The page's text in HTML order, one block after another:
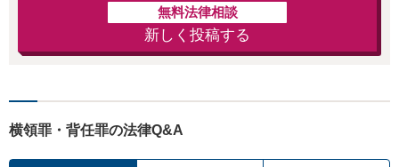
無料法律相談
新しく投稿する
横領罪・背任罪の法律Q&A